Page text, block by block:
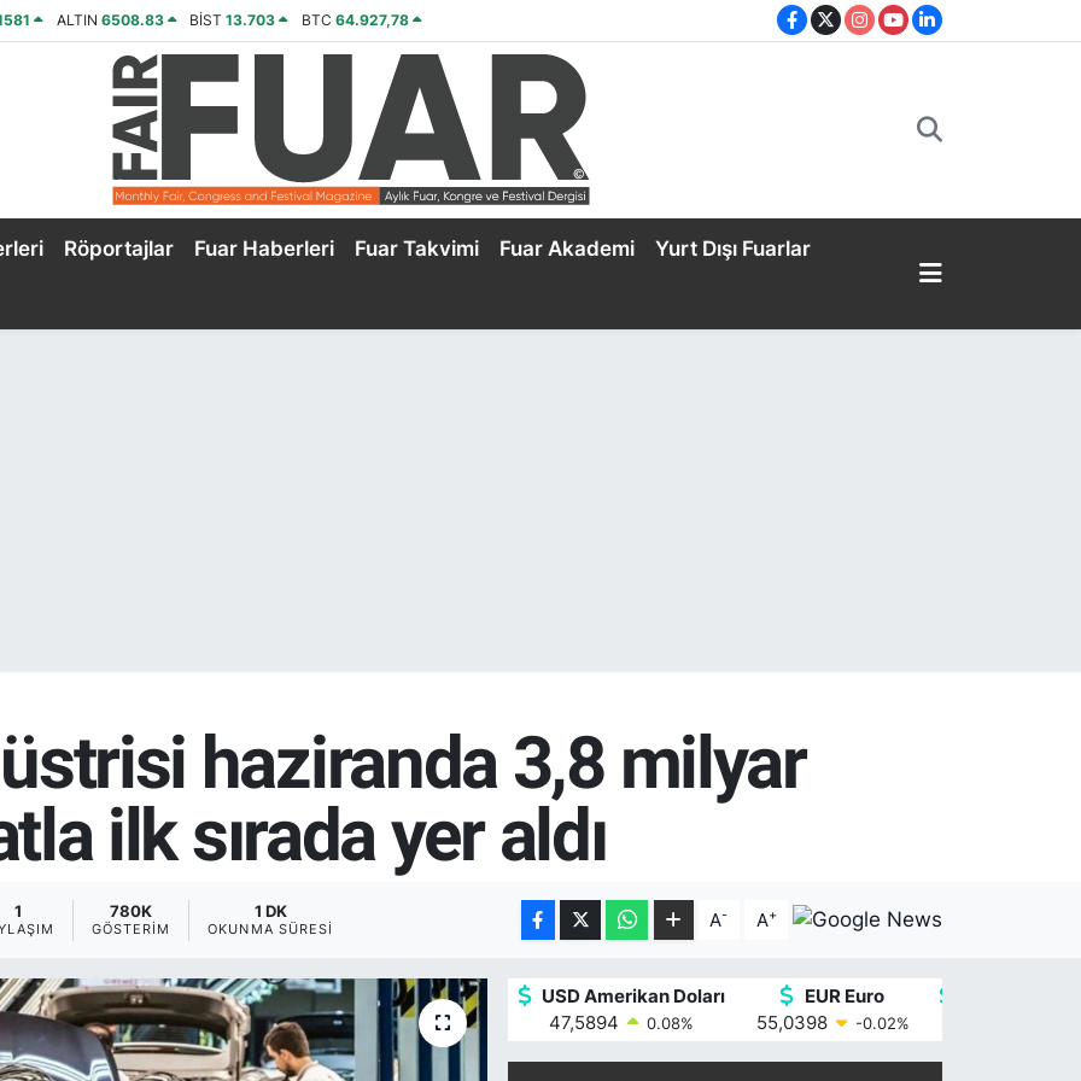
ALTIN 6508.83 BİST13.703 BTC 64.927,78
Röportajlar Fuar Haberleri Fuar Takvimi Fuar Akademi Yurt Dışı Fuarlar
haziranda 3,8 milyar
ilk sırada yer aldı
1 780K
GÖSTERIM
1 DK
OKUNMA SÜRESI A- A+
USD Amerikan Doları
47,5894
0.08%
EUR Euro
55,0398
-0.02%